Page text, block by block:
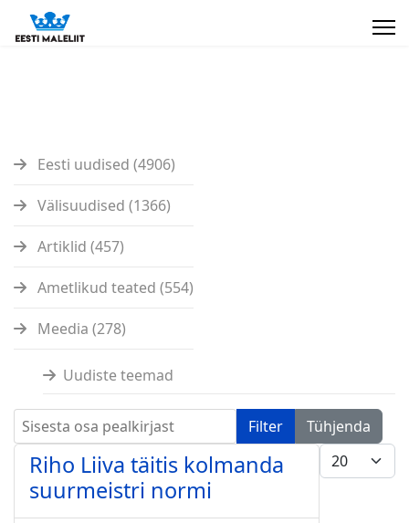
Eesti uudised (4906)
Välisuudised (1366)
Artiklid (457)
Ametlikud teated (554)
Meedia (278)
Uudiste teemad
Sisesta osa pealkirjast Filter
Tühjenda
Näita
Riho Liiva täitis kolmanda
suurmeistri normi